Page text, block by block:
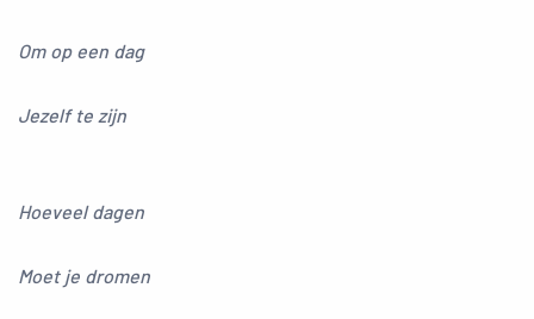
Om op een dag
Jezelf te zijn
Hoeveel dagen
Moet je dromen